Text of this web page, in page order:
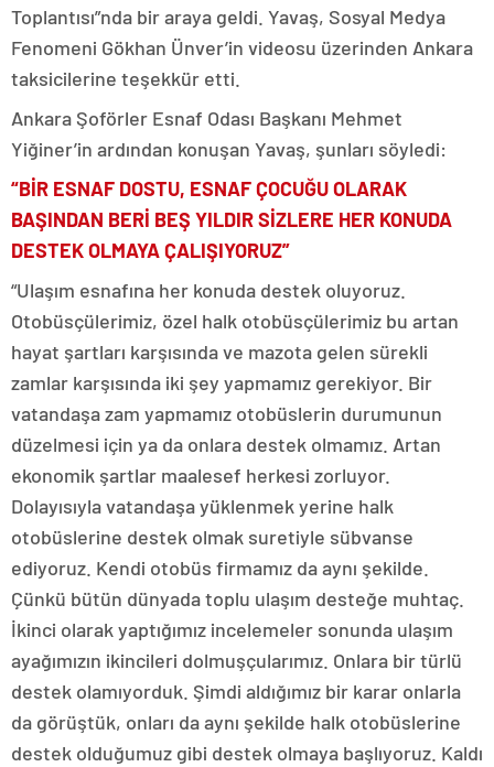
Toplantısı”nda bir araya geldi. Yavaş, Sosyal Medya
Fenomeni Gökhan Ünver’in videosu üzerinden Ankara
taksicilerine teşekkür etti.
Ankara Şoförler Esnaf Odası Başkanı Mehmet
Yiğiner’in ardından konuşan Yavaş, şunları söyledi:
“BİR ESNAF DOSTU, ESNAF ÇOCUĞU OLARAK
BAŞINDAN BERİ BEŞ YILDIR SİZLERE HER KONUDA
DESTEK OLMAYA ÇALIŞIYORUZ”
“Ulaşım esnafına her konuda destek oluyoruz.
Otobüsçülerimiz, özel halk otobüsçülerimiz bu artan
hayat şartları karşısında ve mazota gelen sürekli
zamlar karşısında iki şey yapmamız gerekiyor. Bir
vatandaşa zam yapmamız otobüslerin durumunun
düzelmesi için ya da onlara destek olmamız. Artan
ekonomik şartlar maalesef herkesi zorluyor.
Dolayısıyla vatandaşa yüklenmek yerine halk
otobüslerine destek olmak suretiyle sübvanse
ediyoruz. Kendi otobüs firmamız da aynı şekilde.
Çünkü bütün dünyada toplu ulaşım desteğe muhtaç.
İkinci olarak yaptığımız incelemeler sonunda ulaşım
ayağımızın ikincileri dolmuşçularımız. Onlara bir türlü
destek olamıyorduk. Şimdi aldığımız bir karar onlarla
da görüştük, onları da aynı şekilde halk otobüslerine
destek olduğumuz gibi destek olmaya başlıyoruz. Kaldı